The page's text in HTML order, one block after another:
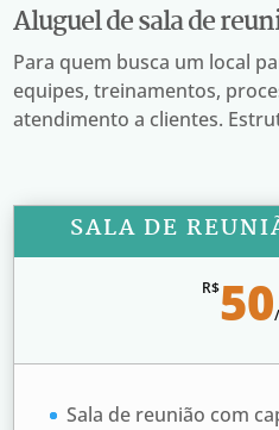
Aluguel de sala de
Para quem busca um local
equipes, treinamentos,
atendimento a clientes.
SALA DE
R$50/
Sala de reunião com